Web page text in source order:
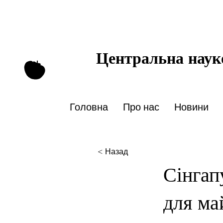
Центральна
Головна Про нас Новини
< Назад
для